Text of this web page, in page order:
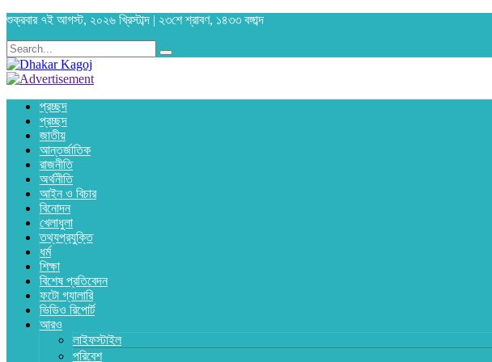
শুক্রবার ৭ই আগস্ট, ২০২৬ খ্রিস্টাব্দ | ২৩শে শ্রাবণ, ১৪৩৩ বঙ্গাব্দ
প্রচ্ছদ
প্রচ্ছদ
জাতীয়
আন্তর্জাতিক
রাজনীতি
অর্থনীতি
আইন ও বিচার
বিনোদন
খেলাধুলা
তথ্যপ্রযুক্তি
ধর্ম
শিক্ষা
বিশেষ প্রতিবেদন
ফটো গ্যালারি
ভিডিও রিপোর্ট
আরও
লাইফস্টাইল
পরিবেশ